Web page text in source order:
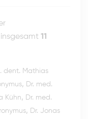
11
dent. Mathias
, Dr. med.
Kühn, Dr. med.
, Dr. Jonas